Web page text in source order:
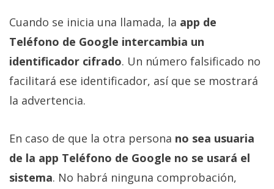
Cuando se inicia una llamada, la app de
Teléfono de Google intercambia un
identificador cifrado. Un número falsificado no
facilitará ese identificador, así que se mostrará
la advertencia.
En caso de que la otra persona no sea usuaria
de la app Teléfono de Google no se usará el
sistema. No habrá ninguna comprobación,